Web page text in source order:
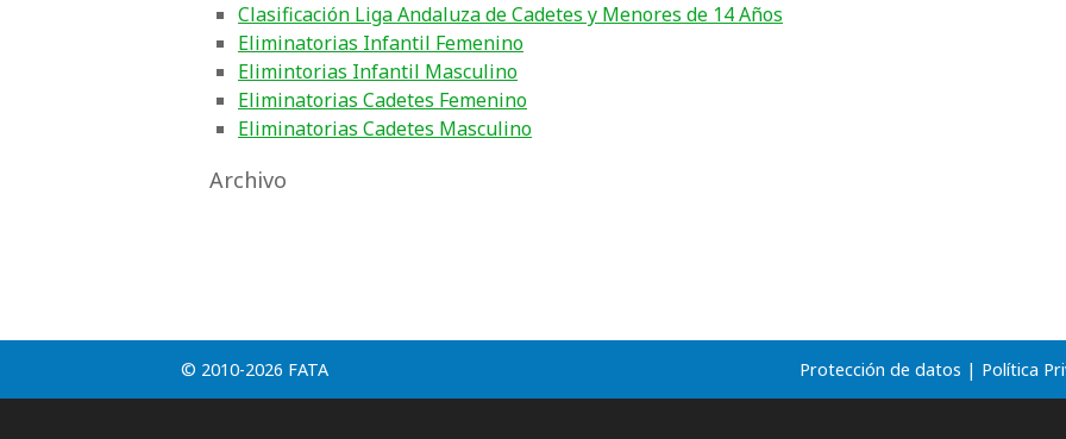
Clasificación Liga Andaluza de Cadetes y Menores de 14 Años
Eliminatorias Infantil Femenino
Elimintorias Infantil Masculino
Eliminatorias Cadetes Femenino
Eliminatorias Cadetes Masculino
Archivo
© 2010-2026 FATA Protección de datos | Política